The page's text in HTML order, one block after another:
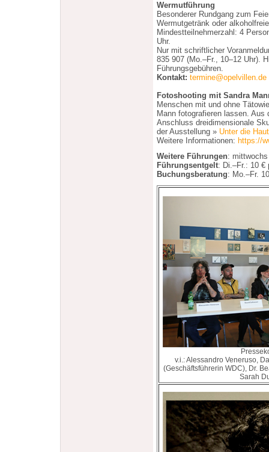
Wermutführung
Besonderer Rundgang zum
Wermutgetränk oder
Mindestteilnehmerzahl: 4
Uhr.
Nur mit schriftlicher
835 907 (Mo.–Fr., 10–12 Uhr).
Führungsgebühren.
Kontakt: termine@opelvillen.de
Fotoshooting mit Sandra
Menschen mit und ohne
Mann fotografieren lassen.
Anschluss dreidimensionale
der Ausstellung » Unter die
Weitere Informationen: https://
Weitere Führungen:
Führungsentgelt: Di.–Fr.: 10 €
Buchungsberatung: Mo.–Fr.
v.i.: Alessandro Veneruso,
(Geschäftsführerin WDC), Dr.
Sarah